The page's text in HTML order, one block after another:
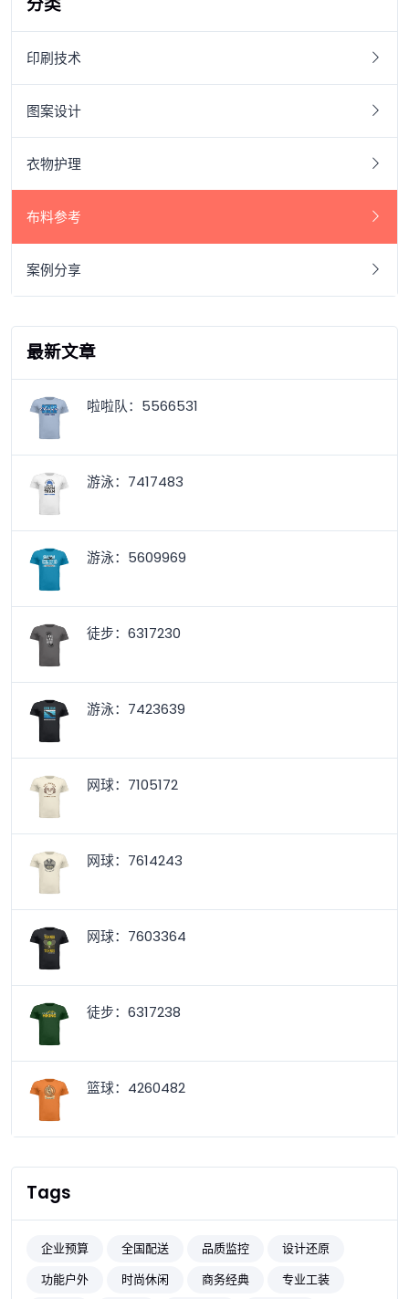
印刷技术
图案设计
衣物护理
布料参考
案例分享
最新文章
啦啦队：5566531
游泳：7417483
游泳：5609969
徒步：6317230
游泳：7423639
网球：7105172
网球：7614243
网球：7603364
徒步：6317238
篮球：4260482
Tags
企业预算 全国配送 品质监控
设计还原
功能户外
时尚休闲 商务经典
专业工装